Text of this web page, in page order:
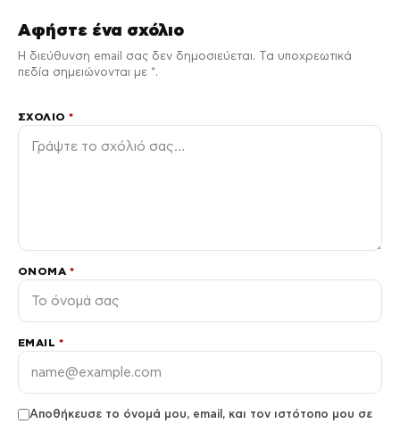
Αφήστε ένα σχόλιο
Η διεύθυνση email σας δεν δημοσιεύεται. Τα υποχρεωτικά
πεδία σημειώνονται με *.
ΣΧΌΛΙΟ*
ΌΝΟΜΑ *
EMAIL *
Αποθήκευσε το όνομά μου, email, και τον ιστότοπο μου σε